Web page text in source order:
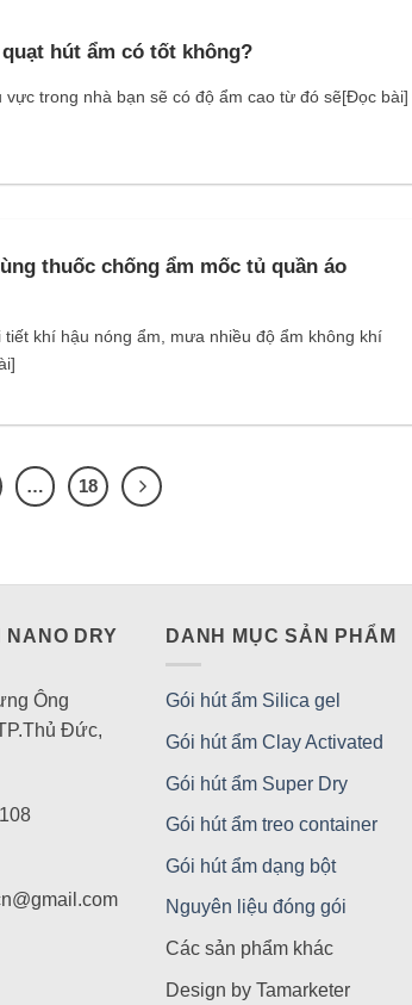
hút ẩm có tốt không?
vực trong nhà bạn sẽ có độ ẩm cao từ đó sẽ[Đọc bài]
thuốc chống ẩm mốc tủ quần áo
khí hậu nóng ẩm, mưa nhiều độ ẩm không khí
… 18
NANO DRY
Ông
Đức,
DANH MỤC SẢN PHẨM
Gói hút ẩm Silica gel
Gói hút ẩm Clay Activated
Gói hút ẩm Super Dry
Gói hút ẩm treo container
Gói hút ẩm dạng bột
Nguyên liệu đóng gói
Các sản phẩm khác
Design by Tamarketer